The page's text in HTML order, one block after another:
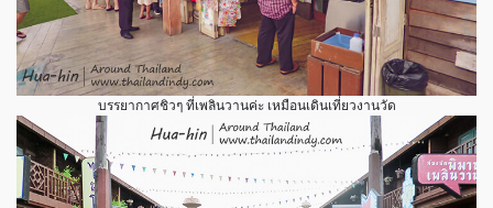
บรรยากาศชิวๆ ที่เพลินวานค่ะ เหมือนเดินเที่ยวงานวัด